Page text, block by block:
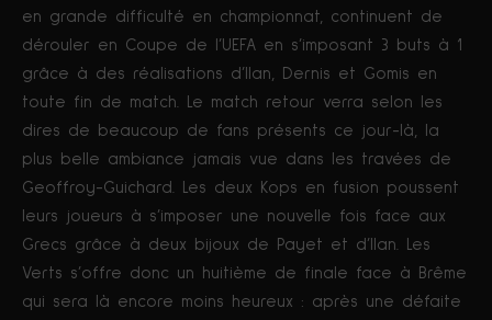
en grande difficulté en championnat, continuent de
dérouler en Coupe de l’UEFA en s’imposant 3 buts à 1
grâce à des réalisations d’Ilan, Dernis et Gomis en
toute fin de match. Le match retour verra selon les
dires de beaucoup de fans présents ce jour-là, la
plus belle ambiance jamais vue dans les travées de
Geoffroy-Guichard. Les deux Kops en fusion poussent
leurs joueurs à s’imposer une nouvelle fois face aux
Grecs grâce à deux bijoux de Payet et d’Ilan. Les
Verts s’offre donc un huitième de finale face à Brême
qui sera là encore moins heureux : après une défaite